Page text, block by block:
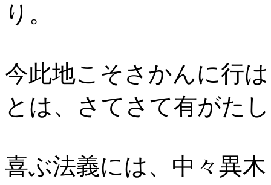
り。
今此地こそさかんに行
とは、さてさて有がた
喜ぶ法義には、中々異木